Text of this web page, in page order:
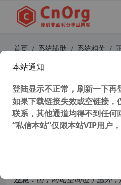
首页 系统辅助 系统相关
强大系统清理工具
385 专业版绿色便
38,309 次浏览次阅读
注意：由于网站空间位于国外
本站通知
登陆显示不正常，刷新一下再
如果下载链接失效或空链接，
联系，其他通道均得不到任
“私信本站”仅限本站VIP用户